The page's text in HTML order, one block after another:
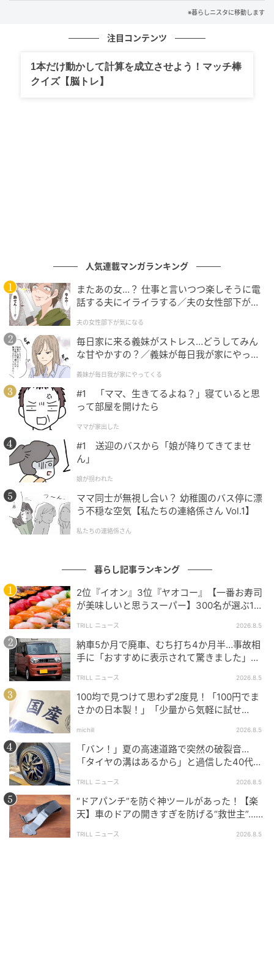
通気性がよく、チラシが余分な水分を吸ってくれるの
より断然おすすめ！
じゃがいも以外にもバナナを同様の方法で保存する
と、変色を防ぐことができますよ。
暮らしニスタ
濡れた靴や運動後の靴に、丸めたチラシを入れておく
だけ。
余分な水分を吸収してくれるので、乾きが早く、ニオ
イ対策にもなります。
暮らしニスタ
※暮らしニスタに移動します
注目コンテンツ
1本だけ動かして計算を成立させよう！マッチ棒
クイズ【脳トレ】
人気連載マンガランキング
またあの女…？ 仕事と言いつつ楽しそうに電
話する夫にイライラする／夫の女性部下が気
夫の女性部下が気になる
毎日家に来る義妹がストレス…どうしてみん
な甘やかすの？／義妹が毎日我が家にやって
が】
義妹が毎日我が家にやってくる
#1 「ママ、生きてるよね？」寝ていると思
って部屋を開けたら
ママが家出した
#1 送迎のバスから「娘が降りてきてませ
ん」
娘が拐われた
ママ同士が無視し合い？ 幼稚園のバス停に漂
う不穏な空気【私たちの連絡係さん Vol.1】
私たちの連絡係さん
暮らし記事ランキング
2位『イオン』3位『ヤオコー』【一番お寿司
が美味しいと思うスーパー】300名が選ぶ1位
TRILL ニュース 2026.8.5
納車5か月で廃車、むち打ち4か月半…事故相
手に「おすすめに表示されて驚きました」と
TRILL ニュース 2026.8.5
100均で見つけて思わず2度見！「100円でま
さかの日本製！」「少量から気軽に試せ
michill 2026.8.5
「バン！」夏の高速道路で突然の破裂音…
「タイヤの溝はあるから」と過信した40代男
TRILL ニュース 2026.8.5
“ドアパンチ”を防ぐ神ツールがあった！【楽
天】車のドアの開きすぎを防げる“救世主”…手
TRILL ニュース 2026.8.5